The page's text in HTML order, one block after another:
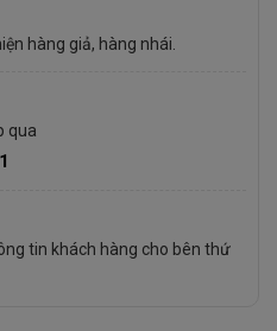
hàng giả, hàng nhái.
qua
tin khách hàng cho bên thứ